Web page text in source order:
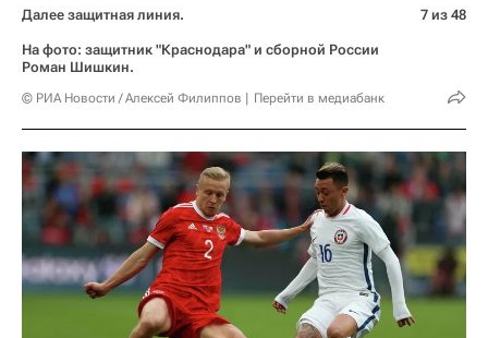
Далее защитная линия.
На фото: защитник "Краснодара" и сборной России
Роман Шишкин.
© РИА Новости / Алексей Филиппов Перейти в медиабанк
7 из 48